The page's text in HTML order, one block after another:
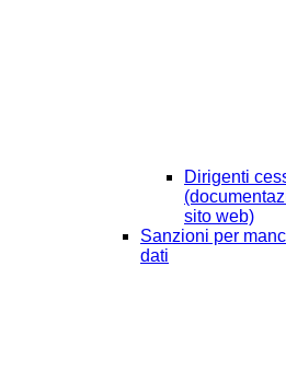
Dirigenti
sito web)
Sanzioni per
dati